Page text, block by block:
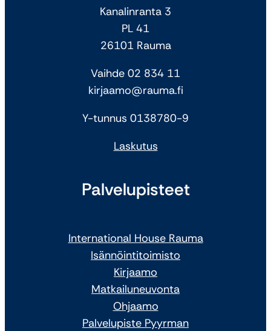
Kanalinranta 3
PL 41
26101 Rauma
Vaihde 02 834 11
kirjaamo@rauma.fi
Y-tunnus 0138780-9
Laskutus
Palvelupisteet
International House Rauma
Isännöintitoimisto
Kirjaamo
Matkailuneuvonta
Ohjaamo
Palvelupiste Pyyrman